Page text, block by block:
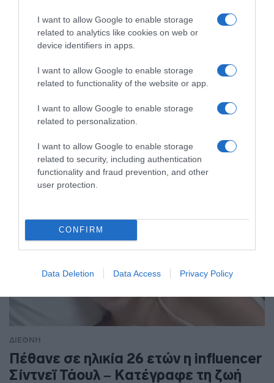
I want to allow Google to enable storage
related to analytics like cookies on web or
device identifiers in apps.
I want to allow Google to enable storage
related to functionality of the website or app.
I want to allow Google to enable storage
related to personalization.
I want to allow Google to enable storage
related to security, including authentication
functionality and fraud prevention, and other
user protection.
CONFIRM
Data Deletion Data Access Privacy Policy
ΔΙΕΘΝΗ
ΔΙΕΘΝΗ
Πέθανε σε ηλικία 26 ετών η influencer
Σίντνεϊ Τάουλ – Kατέγραφε τη ζωή